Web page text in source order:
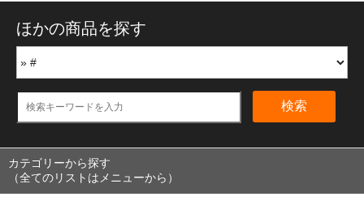
ほかの商品を探す
検索
カテゴリーから探す
（全てのリストはメニューから）